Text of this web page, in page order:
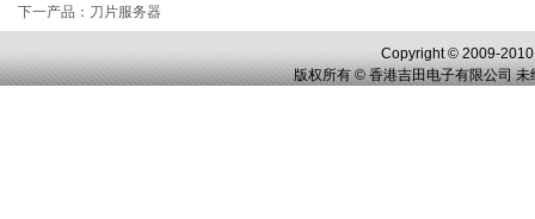
下一产品 ： 刀片服务器
Copyright © 2009-
版权所有 © 香港吉田电子有限公司